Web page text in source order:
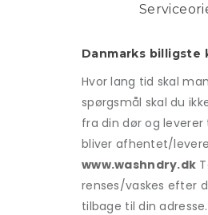
Danmarks billigste
Hvor lang tid skal
spørgsmål skal du
fra din dør og
bliver afhentet/
www.washndry.dk
renses/vaskes efter
tilbage til din